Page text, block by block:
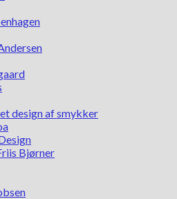
design af smykker
Bjørner